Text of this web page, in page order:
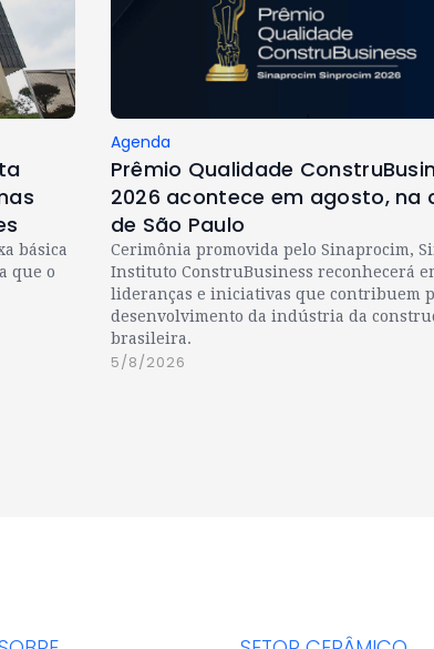
básica
que o
Agenda
Prêmio Qualidade
2026 acontece em agosto, na
de São Paulo
Cerimônia promovida pelo Sinaprocim,
Instituto ConstruBusiness reconhecerá
lideranças e iniciativas que contribuem
desenvolvimento da indústria da
brasileira.
5/8/2026